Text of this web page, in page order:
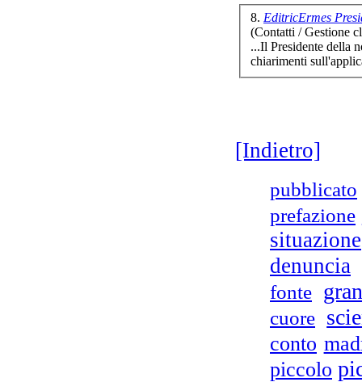
8. EditricErmes
(Contatti / Gestione
...Il Presidente della
chiarimenti sull'
[Indietro]
pubblicato
prefazione
situazione
denuncia
fonte
cuore
conto
piccolo